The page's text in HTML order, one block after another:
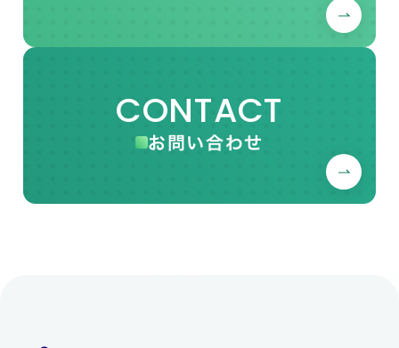
CONTACT
お問い合わせ